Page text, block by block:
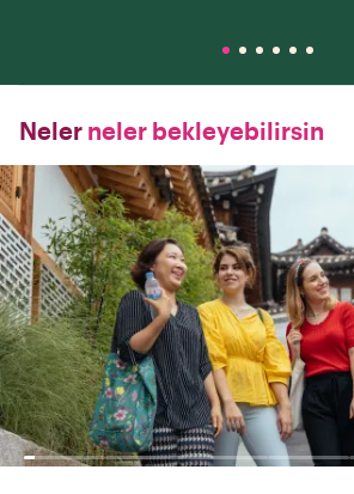
Neler neler bekleyebilirsin